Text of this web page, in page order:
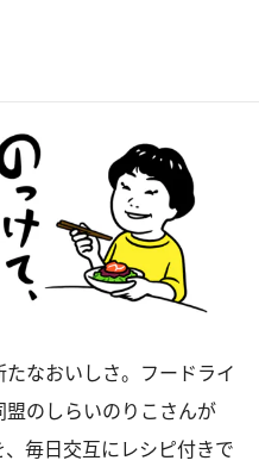
なおいしさ。フードライ
のしらいのりこさんが
、毎日交互にレシピ付きで